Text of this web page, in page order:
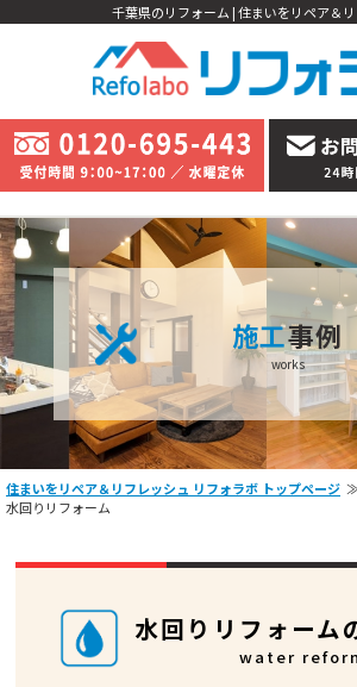
千葉県のリフォーム | 住まいをリペア＆
施工事例
works
住まいをリペア＆リフレッシュ リフォラボ トップページ
水回りリフォーム
水回りリフォーム
water